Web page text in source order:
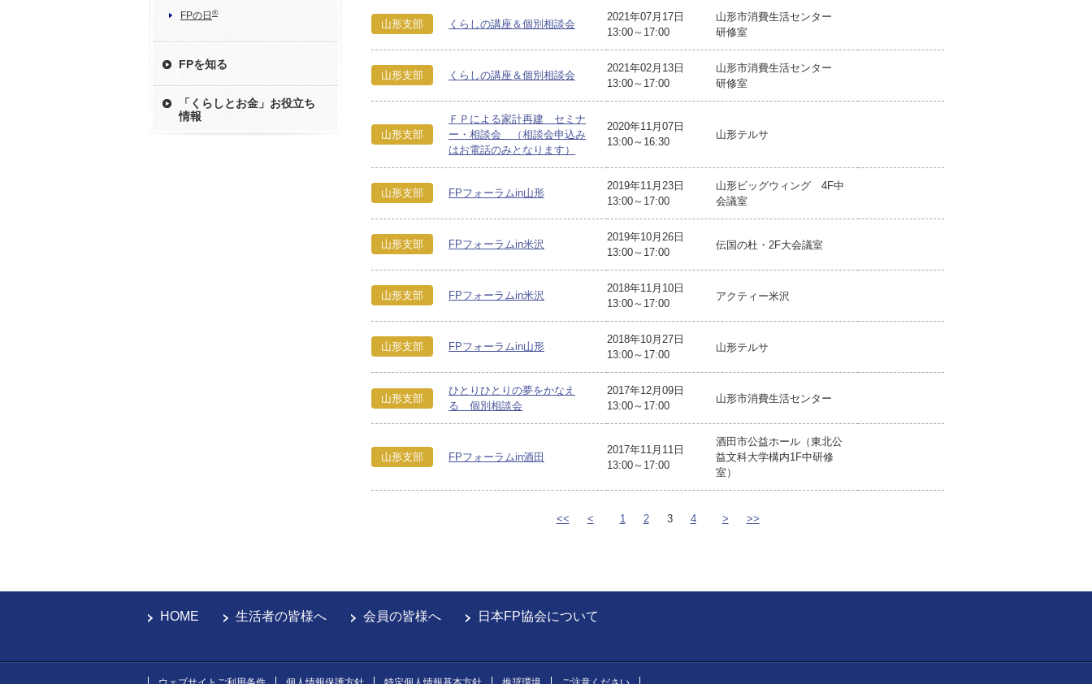
FPの日 ®
FPを知る
「くらしとお金」お役立ち
情報
山形支部 くらしの講座＆個別相談会
2021年07月17日
13:00～17:00
山形市消費生活センター
研修室
山形支部 くらしの講座＆個別相談会
2021年02月13日
13:00～17:00
山形市消費生活センター
研修室
山形支部
ＦＰによる家計再建 セミナ
ー・相談会 （相談会申込み
はお電話のみとなります）
2020年11月07日
13:00～16:30
山形テルサ
山形支部 FPフォーラムin山形
2019年11月23日
13:00～17:00
山形ビッグウィング 4F中
会議室
山形支部 FPフォーラムin米沢
2019年10月26日
13:00～17:00
伝国の杜・2F大会議室
山形支部 FPフォーラムin米沢
2018年11月10日
13:00～17:00
アクティー米沢
山形支部 FPフォーラムin山形
2018年10月27日
13:00～17:00
山形テルサ
山形支部
ひとりひとりの夢をかなえ
る 個別相談会
2017年12月09日
13:00～17:00
山形市消費生活センター
山形支部 FPフォーラムin酒田
2017年11月11日
13:00～17:00
酒田市公益ホール（東北公
益文科大学構内1F中研修
室）
<< < 1 2 3 4 > >>
HOME 生活者の皆様へ 会員の皆様へ 日本FP協会について